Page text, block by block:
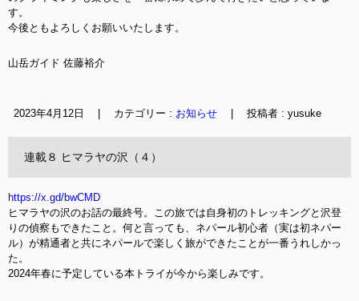
す。
今後ともよろしくお願いいたします。
山岳ガイド 佐藤裕介
2023年4月12日 カテゴリー : お知らせ 投稿者 : yusuke
連載８ ヒマラヤの沢（４）
https://x.gd/bwCMD
ヒマラヤの沢のお話の最終号。この旅では自身初のトレッキングと沢登
りの偵察もできたこと。何と言っても、ネパール初心者（実は初ネパー
ル）が精通者と共にネパールで楽しく旅ができたことが一番うれしかっ
た。
2024年春に予定している本トライが今から楽しみです。